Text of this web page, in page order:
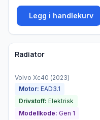
Legg i handlekurv
Brukt - god tilstand
Bedrift
Radiator
Volvo Xc40 (2023)
Motor: EAD3.1
Drivstoff: Elektrisk
Modellkode: Gen 1